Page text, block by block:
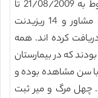
دهلی نو هند انجام شده و داده ها مربوط به 21/08/2009 تا
10/03/2011 بودند. بخش اطفال دارای 5 مشاور و 14 ریزیدنت
کرده اند. همه
که در بیمارستان
سن مشاهده بوده و
چهل مرگ و میر ثبت